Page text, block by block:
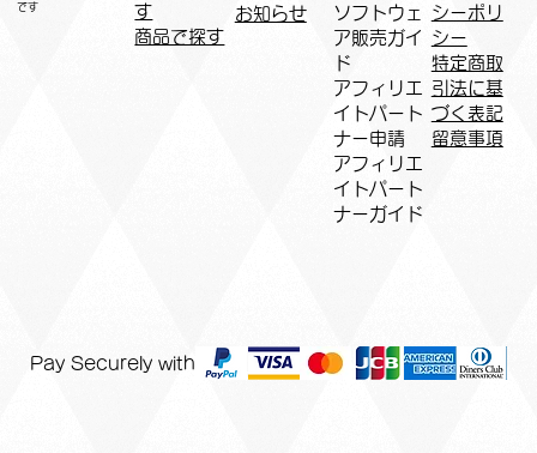
です
す
商品で探す
お知らせ
ソフトウェ
ア販売ガイ
ド
アフィリエ
イトパート
ナー申請​
​アフィリエ
イトパート
ナーガイド
シーポリ
シー
特定商取
引法に基
づく表記
​留意事項
Pay Securely with